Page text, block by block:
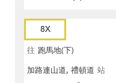
8X
往 跑馬地(下)
加路連山道, 禮頓道 站